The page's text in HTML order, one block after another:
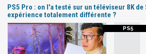
PS5 Pro : on l'a testé sur un téléviseur 8K de
expérience totalement différente ?